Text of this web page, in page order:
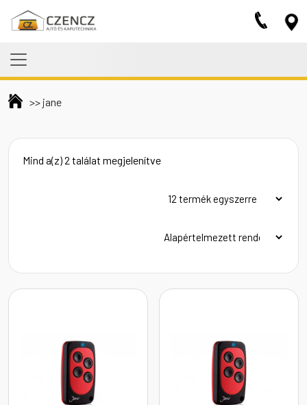
Skip to main content
>> jane
Mind a(z) 2 találat megjelenítve